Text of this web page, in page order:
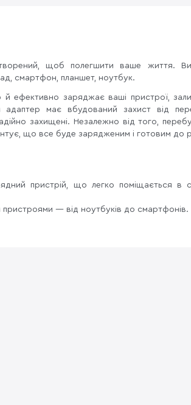
щоб полегшити ваше життя.
смартфон, планшет, ноутбук.
й ефективно заряджає ваші пристрої,
має вбудований захист від
захищені. Незалежно від того,
що все буде зарядженим і готовим до
пристрій, що легко поміщається в
пристроями — від ноутбуків до смартфонів.